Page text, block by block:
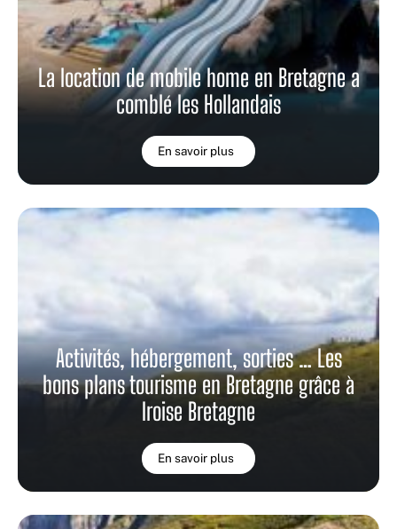
La location de mobile home en Bretagne a
comblé les Hollandais
En savoir plus
Activités, hébergement, sorties … Les
bons plans tourisme en Bretagne grâce à
Iroise Bretagne
En savoir plus